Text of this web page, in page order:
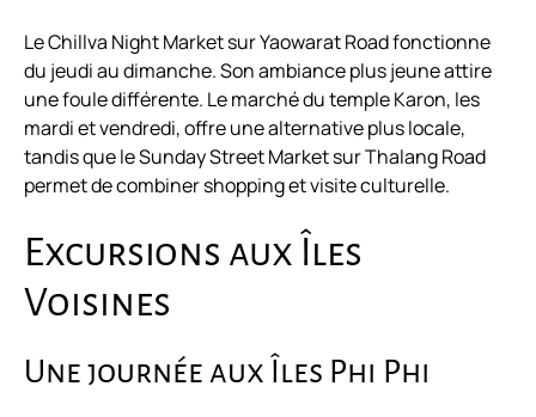
Le Chillva Night Market sur Yaowarat Road fonctionne
du jeudi au dimanche. Son ambiance plus jeune attire
une foule différente. Le marché du temple Karon, les
mardi et vendredi, offre une alternative plus locale,
tandis que le Sunday Street Market sur Thalang Road
permet de combiner shopping et visite culturelle.
Excursions aux Îles
Voisines
Une journée aux Îles Phi Phi